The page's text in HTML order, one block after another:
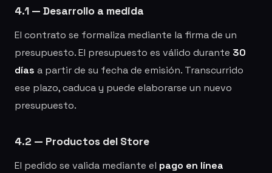
4.1 — Desarrollo a medida
El contrato se formaliza mediante la firma de un
presupuesto. El presupuesto es válido durante 30
días a partir de su fecha de emisión. Transcurrido
ese plazo, caduca y puede elaborarse un nuevo
presupuesto.
4.2 — Productos del Store
El pedido se valida mediante el pago en línea